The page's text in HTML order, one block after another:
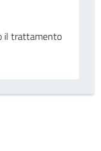
il trattamento